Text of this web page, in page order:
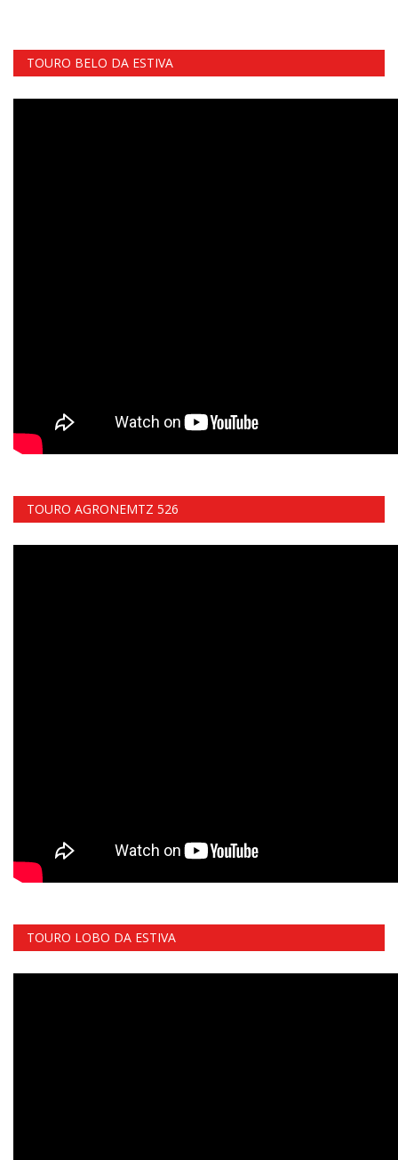
TOURO BELO DA ESTIVA
TOURO AGRONEMTZ 526
TOURO LOBO DA ESTIVA